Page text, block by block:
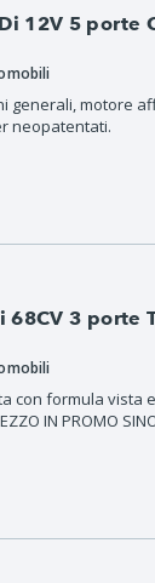
12V 5 porte
generali, motore
neopatentati.
68CV 3 porte
con formula vista
IN PROMO